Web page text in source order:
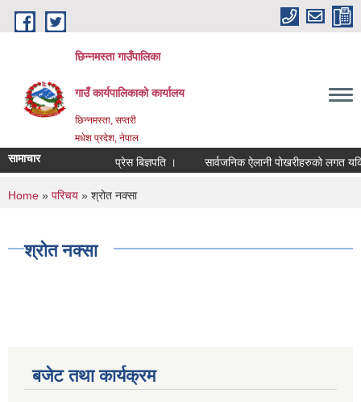
Skip to main content
छिन्नमस्ता गाउँपालिका
गाउँ कार्यपालिकाको कार्यालय
छिन्नमस्ता, सप्तरी
मधेश प्रदेश, नेपाल
सामाचार प्रेस बिज्ञपति । सार्वजनिक ऐलानी पोखरीहरुको लगत
You are here
Home » परिचय » श्रोत नक्सा
श्रोत नक्सा
बजेट तथा कार्यक्रम